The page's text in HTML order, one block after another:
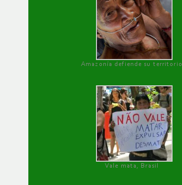
Amazonía defiende su territorio
Vale mata, Brasil